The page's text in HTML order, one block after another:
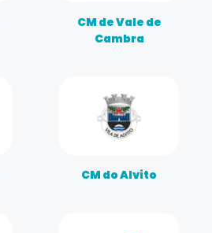
CM de Vale de
Cambra
CM do Alvito